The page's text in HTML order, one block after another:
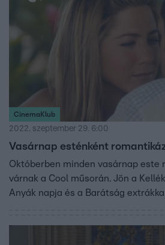
CinemaKlub
2022. szeptember 29. 6:00
Vasárnap esténként
Októberben minden vasárnap este
várnak a Cool műsorán. Jön a
Anyák napja és a Barátság